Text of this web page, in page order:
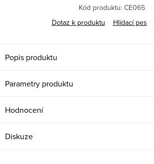
Kód produktu: CE065
Dotaz k produktu
Hlídací pes
Popis produktu
Parametry produktu
Hodnocení
Diskuze